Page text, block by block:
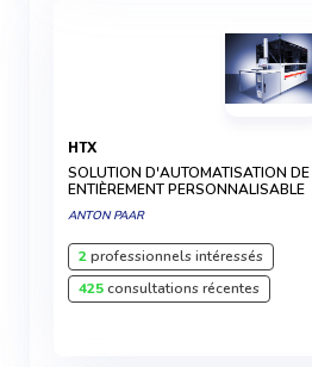
HTX
SOLUTION D'AUTOMATISATION
ENTIÈREMENT PERSONNALISABLE
ANTON PAAR
2professionnels intéressés
425consultations récentes